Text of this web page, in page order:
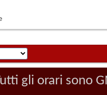
gli orari sono